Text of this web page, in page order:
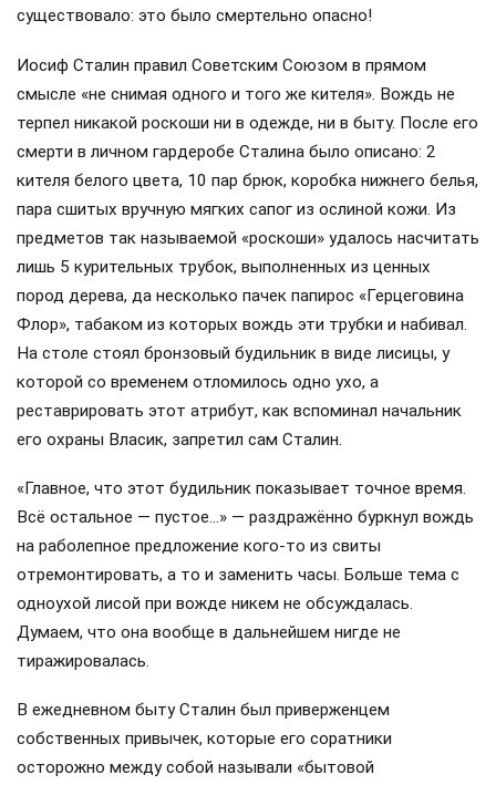
существовало: это было смертельно опасно!
Иосиф Сталин правил Советским Союзом в прямом
смысле «не снимая одного и того же кителя». Вождь не
терпел никакой роскоши ни в одежде, ни в быту. После его
смерти в личном гардеробе Сталина было описано: 2
кителя белого цвета, 10 пар брюк, коробка нижнего белья,
пара сшитых вручную мягких сапог из ослиной кожи. Из
предметов так называемой «роскоши» удалось насчитать
лишь 5 курительных трубок, выполненных из ценных
пород дерева, да несколько пачек папирос «Герцеговина
Флор», табаком из которых вождь эти трубки и набивал.
На столе стоял бронзовый будильник в виде лисицы, у
которой со временем отломилось одно ухо, а
реставрировать этот атрибут, как вспоминал начальник
его охраны Власик, запретил сам Сталин.
«Главное, что этот будильник показывает точное время.
Всё остальное — пустое…» — раздражённо буркнул вождь
на раболепное предложение кого-то из свиты
отремонтировать, а то и заменить часы. Больше тема с
одноухой лисой при вожде никем не обсуждалась.
Думаем, что она вообще в дальнейшем нигде не
тиражировалась.
В ежедневном быту Сталин был приверженцем
собственных привычек, которые его соратники
осторожно между собой называли «бытовой